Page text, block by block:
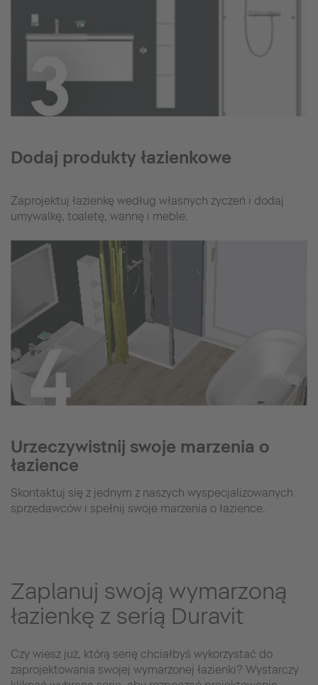
Dodaj produkty łazienkowe
Zaprojektuj łazienkę według własnych życzeń i dodaj
umywalkę, toaletę, wannę i meble.
Urzeczywistnij swoje marzenia o
łazience
Skontaktuj się z jednym z naszych wyspecjalizowanych
sprzedawców i spełnij swoje marzenia o łazience.
Zaplanuj swoją wymarzoną
łazienkę z serią Duravit
Czy wiesz już, którą serię chciałbyś wykorzystać do
zaprojektowania swojej wymarzonej łazienki? Wystarczy